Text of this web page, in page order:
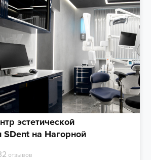
эстетической
SDent на Нагорной
отзывов